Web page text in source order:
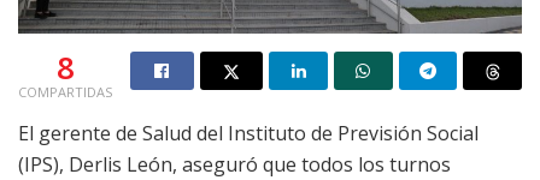
8
COMPARTIDAS
El gerente de Salud del Instituto de Previsión Social
(IPS), Derlis León, aseguró que todos los turnos